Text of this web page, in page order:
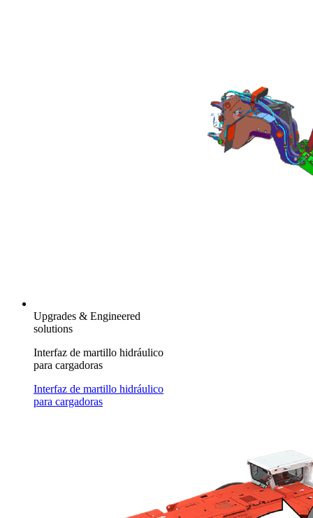
Upgrades & Engineered
solutions
Interfaz de martillo hidráulico
para cargadoras
Interfaz de martillo hidráulico
para cargadoras